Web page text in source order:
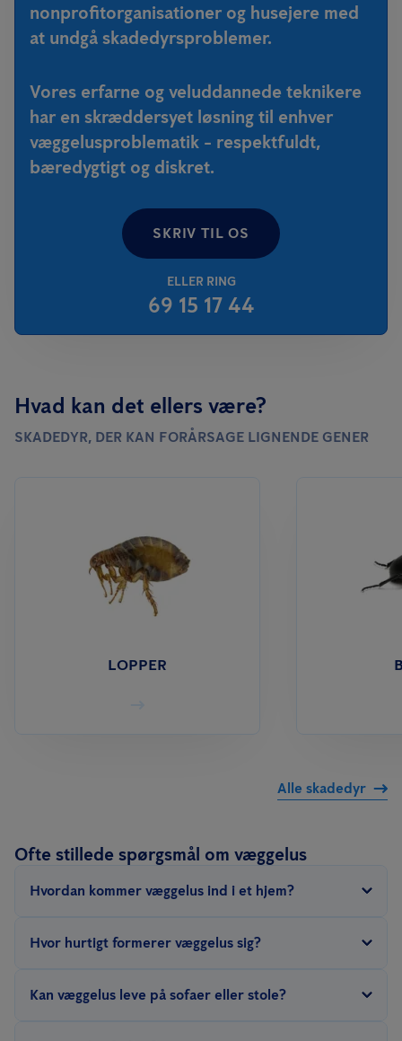
nonprofitorganisationer og husejere med
at undgå skadedyrsproblemer.
Vores erfarne og veluddannede teknikere
har en skræddersyet løsning til enhver
væggelusproblematik - respektfuldt,
bæredygtigt og diskret.
SKRIV TIL OS
ELLER RING
69 15 17 44
Hvad kan det ellers være?
SKADEDYR, DER KAN FORÅRSAGE LIGNENDE GENER
LOPPER
Alle skadedyr
Ofte stillede spørgsmål om væggelus
Hvordan kommer væggelus ind i et hjem?
som brugt møblement, tøj eller bagage. De kan også bevæge sig
Hvor hurtigt formerer væggelus sig?
gennemsnit kan hun lægge omkring 200 til 500 æg i løbet af sit
Kan væggelus leve på sofaer eller stole?